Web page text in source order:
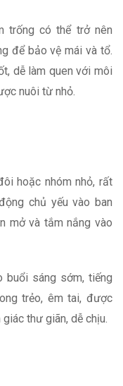
trống có thể trở nên
để bảo vệ mái và tổ.
dễ làm quen với môi
nuôi từ nhỏ.
hoặc nhóm nhỏ, rất
chủ yếu vào ban
mở và tắm nắng vào
buổi sáng sớm, tiếng
trẻo, êm tai, được
thư giãn, dễ chịu.